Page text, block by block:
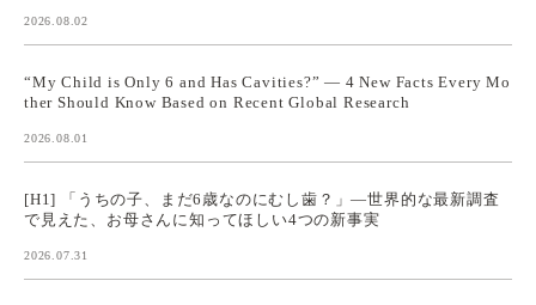
2026.08.02
“My Child is Only 6 and Has Cavities?” — 4 New Facts Every Mo
ther Should Know Based on Recent Global Research
2026.08.01
[H1] 「うちの子、まだ6歳なのにむし歯？」—世界的な最新調査
で見えた、お母さんに知ってほしい4つの新事実
2026.07.31